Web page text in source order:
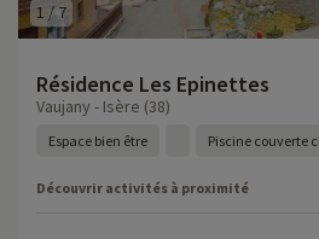
1 /7
Résidence Les Epinettes
Vaujany - Isère (38)
Espace bien être Piscine couverte
Découvrir activités à proximité